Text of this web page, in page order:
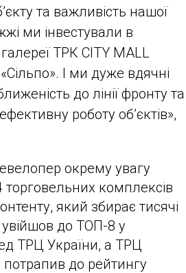
та важливість нашої
ми інвестували в
ТРК CITY MALL
І ми дуже вдячні
до лінії фронту та
роботу об’єктів»,
окрему увагу
торговельних комплексів
який збирає тисячі
увійшов до ТОП-8 у
ТРЦ України, а ТРЦ
потрапив до рейтингу